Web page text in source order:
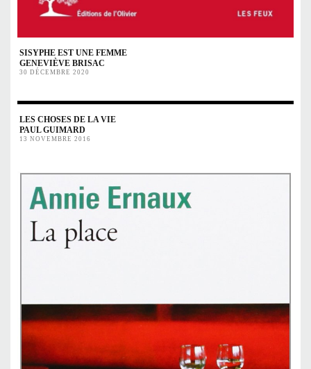
SISYPHE EST UNE FEMME
GENEVIÈVE BRISAC
30 DÉCEMBRE 2020
LES CHOSES DE LA VIE
PAUL GUIMARD
13 NOVEMBRE 2016